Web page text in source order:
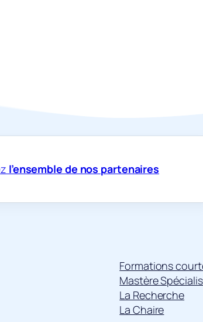
z l’ensemble de nos partenaires
Formations
Mastère
La Recherche
La Chaire